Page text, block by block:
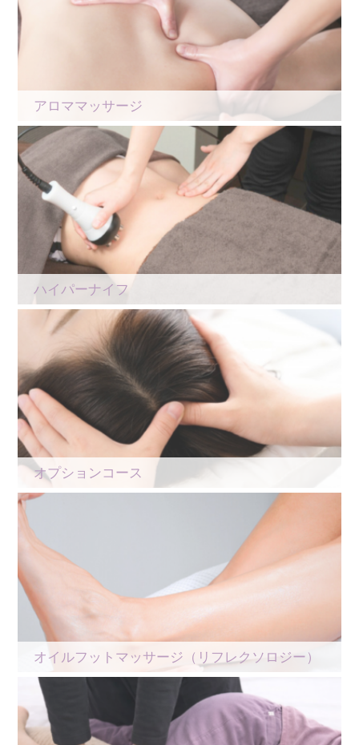
アロママッサージ
ハイパーナイフ
オプションコース
オイルフットマッサージ（リフレクソロジー）